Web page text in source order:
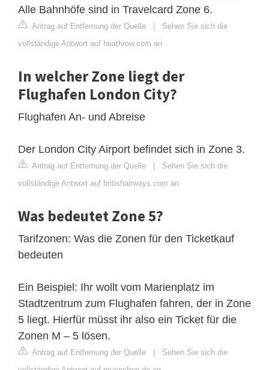
Alle Bahnhöfe sind in Travelcard Zone 6.
Antrag auf Entfernung der Quelle | Sehen Sie sich die
vollständige Antwort auf heathrow.com an
In welcher Zone liegt der
Flughafen London City?
Flughafen An- und Abreise
Der London City Airport befindet sich in Zone 3.
Antrag auf Entfernung der Quelle | Sehen Sie sich die
vollständige Antwort auf britishairways.com an
Was bedeutet Zone 5?
Tarifzonen: Was die Zonen für den Ticketkauf
bedeuten
Ein Beispiel: Ihr wollt vom Marienplatz im
Stadtzentrum zum Flughafen fahren, der in Zone
5 liegt. Hierfür müsst ihr also ein Ticket für die
Zonen M – 5 lösen.
Antrag auf Entfernung der Quelle | Sehen Sie sich die